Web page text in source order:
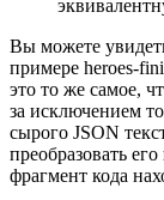
Вы можете
примере heroes-
это то же самое,
за исключением
сырого JSON
преобразовать
фрагмент кода